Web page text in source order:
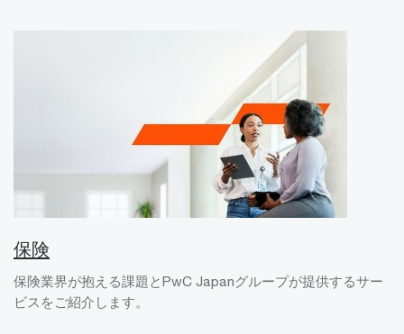
保険
保険業界が抱える課題とPwC Japanグループが提供するサー
ビスをご紹介します。